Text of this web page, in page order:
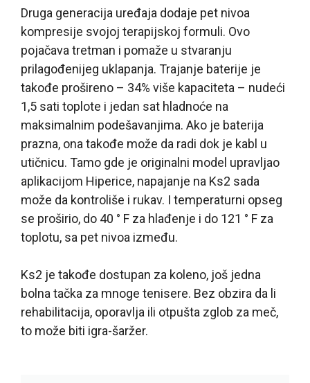
Druga generacija uređaja dodaje pet nivoa
kompresije svojoj terapijskoj formuli. Ovo
pojačava tretman i pomaže u stvaranju
prilagođenijeg uklapanja. Trajanje baterije je
takođe prošireno – 34% više kapaciteta – nudeći
1,5 sati toplote i jedan sat hladnoće na
maksimalnim podešavanjima. Ako je baterija
prazna, ona takođe može da radi dok je kabl u
utičnicu. Tamo gde je originalni model upravljao
aplikacijom Hiperice, napajanje na Ks2 sada
može da kontroliše i rukav. I temperaturni opseg
se proširio, do 40 ° F za hlađenje i do 121 ° F za
toplotu, sa pet nivoa između.
Ks2 je takođe dostupan za koleno, još jedna
bolna tačka za mnoge tenisere. Bez obzira da li
rehabilitacija, oporavlja ili otpušta zglob za meč,
to može biti igra-šaržer.